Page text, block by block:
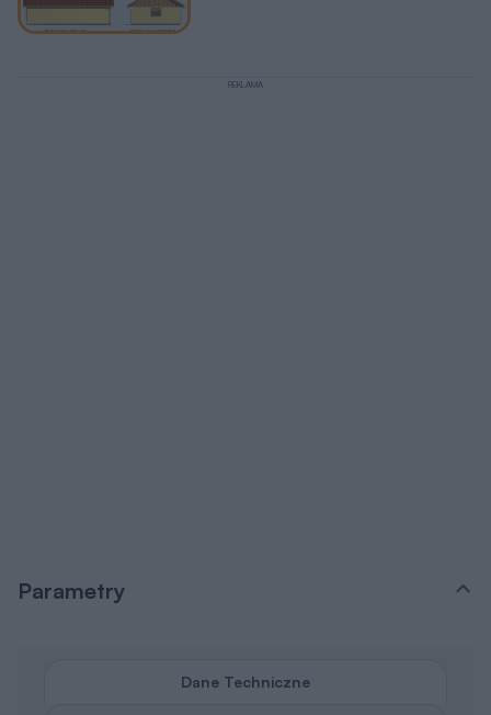
REKLAMA
Parametry
Dane Techniczne